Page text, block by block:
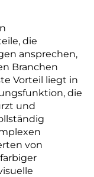
die
ansprechen,
Branchen
Vorteil liegt in
die
und
von